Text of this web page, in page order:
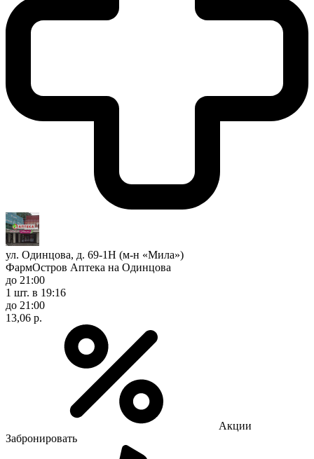
ул. Одинцова, д. 69-1Н (м-н «Мила»)
ФармОстров Аптека на Одинцова
до 21:00
1 шт. в 19:16
до 21:00
13,06 р.
Акции
Забронировать